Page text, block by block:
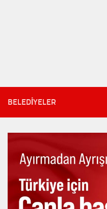
BELEDIYELER